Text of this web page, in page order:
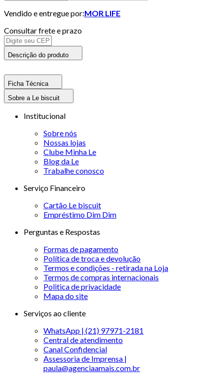
Vendido e entregue por:MOR LIFE
Consultar frete e prazo
Descrição do produto
Ficha Técnica
Sobre a Le biscuit
Institucional
Sobre nós
Nossas lojas
Clube Minha Le
Blog da Le
Trabalhe conosco
Serviço Financeiro
Cartão Le biscuit
Empréstimo Dim Dim
Perguntas e Respostas
Formas de pagamento
Política de troca e devolução
Termos e condições - retirada na Loja
Termos de compras internacionais
Politica de privacidade
Mapa do site
Serviços ao cliente
WhatsApp | (21) 97971-2181
Central de atendimento
Canal Confidencial
Assessoria de Imprensa |
paula@agenciaamais.com.br